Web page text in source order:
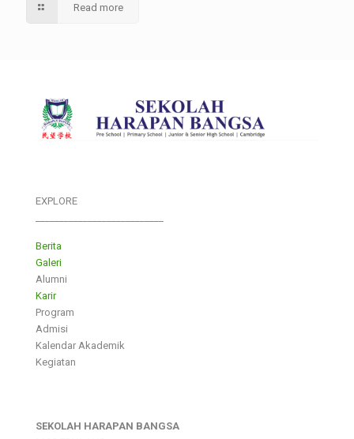
Read more
EXPLORE
Berita
Galeri
Alumni
Karir
Program
Admisi
Kalendar Akademik
Kegiatan
SEKOLAH HARAPAN BANGSA